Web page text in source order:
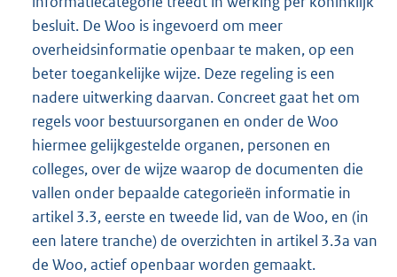
besluit. De Woo is ingevoerd om meer
overheidsinformatie openbaar te maken, op een
beter toegankelijke wijze. Deze regeling is een
nadere uitwerking daarvan. Concreet gaat het om
regels voor bestuursorganen en onder de Woo
hiermee gelijkgestelde organen, personen en
colleges, over de wijze waarop de documenten die
vallen onder bepaalde categorieën informatie in
artikel 3.3, eerste en tweede lid, van de Woo, en (in
een latere tranche) de overzichten in artikel 3.3a van
de Woo, actief openbaar worden gemaakt.